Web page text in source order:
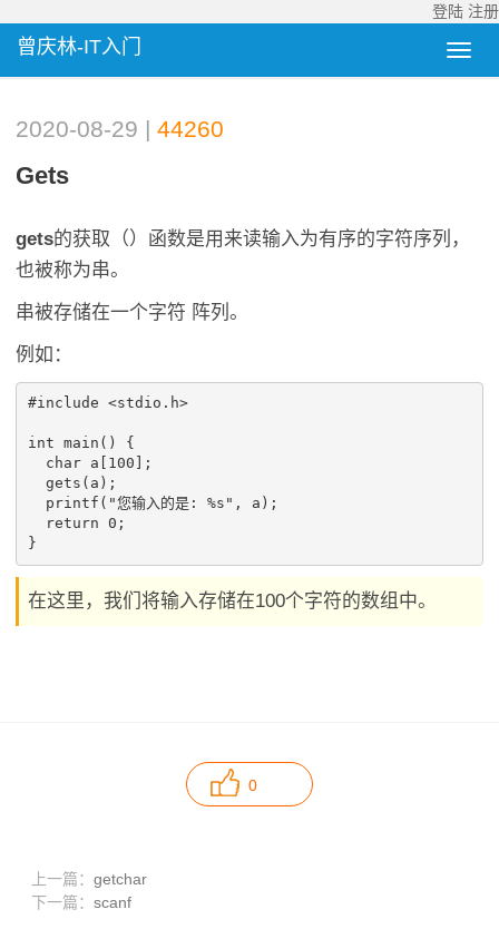
登陆 注册
曾庆林-IT入门
2020-08-29 |44260
Gets
gets的获取（）函数是用来读输入为有序的字符序列，
也被称为串。
串被存储在一个字符 阵列。
例如：
#include <stdio.h>
int main() {
  char a[100];
  gets(a);
  printf("您输入的是: %s", a);
  return 0;
在这里，我们将输入存储在100个字符的数组中。
0
上一篇： getchar
下一篇： scanf